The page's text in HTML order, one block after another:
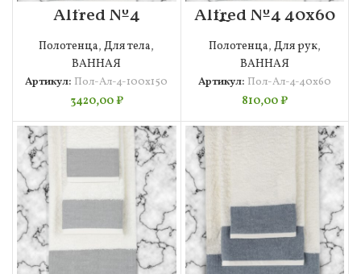
Alfred №4
100х150
Полотенце
Махровое
Полотенца,Для тела,
ВАННАЯ
Артикул: Пол-Ал-4-100х150
3420,00₽
Alfred №4 40х60
Полотенце
Махровое
Полотенца, Для рук,
ВАННАЯ
Артикул: Пол-Ал-4-40х60
810,00₽